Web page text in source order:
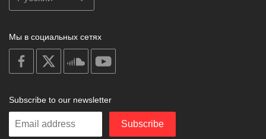
Мы в социальных сетях
on
facebook
soundcloud
Subscribe to our newsletter
Enter
Subscribe